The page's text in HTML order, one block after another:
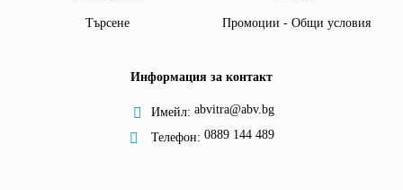
Търсене Промоции - Общи условия
Информация за контакт
Имейл: abvitra@abv.bg
Телефон: 0889 144 489